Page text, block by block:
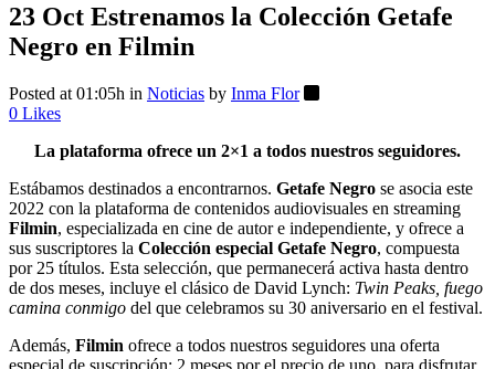
23 Oct Estrenamos la Colección Getafe
Negro en Filmin
Posted at 01:05h in Noticias by Inma Flor
0 Likes
La plataforma ofrece un 2×1 a todos nuestros seguidores.
Estábamos destinados a encontrarnos. Getafe Negro se asocia este
2022 con la plataforma de contenidos audiovisuales en streaming
Filmin, especializada en cine de autor e independiente, y ofrece a
sus suscriptores la Colección especial Getafe Negro, compuesta
por 25 títulos. Esta selección, que permanecerá activa hasta dentro
de dos meses, incluye el clásico de David Lynch: Twin Peaks, fuego
camina conmigo del que celebramos su 30 aniversario en el festival.
Además, Filmin ofrece a todos nuestros seguidores una oferta
especial de suscripción: 2 meses por el precio de uno, para disfrutar